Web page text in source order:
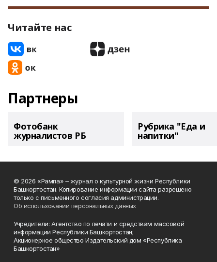
Читайте нас
Партнеры
Фотобанк
журналистов РБ
Рубрика "Еда и
напитки"
© 2026 «Рампа» – журнал о культурной жизни Республики
Башкортостан. Копирование информации сайта разрешено
только с письменного согласия администрации.
Об использовании персональных данных
Учредители: Агентство по печати и средствам массовой
информации Республики Башкортостан;
Акционерное общество Издательский дом «Республика
Башкортостан»